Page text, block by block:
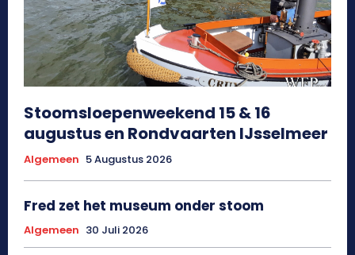
Stoomsloepenweekend 15 & 16
augustus en Rondvaarten IJsselmeer
Algemeen 5 Augustus 2026
Fred zet het museum onder stoom
Algemeen 30 Juli 2026